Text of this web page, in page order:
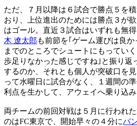
ただ、７月以降は６試合で勝点５を
おり、上位進出のためには勝点３が
はゴール。直近３試合はいずれも無得
木 遼太郎 も前節を｢ゲーム運びは良
までのところでシュートにもってい
歩足りなかった感じですね｣と振り返
するのか、それとも個人が突破口を
って水曜日に試合がなく、１週間の
利点を生かして、アウェイへ乗り込み
両チームの前回対戦は５月に行われ
のはFC東京で、開始早々の４分にバ